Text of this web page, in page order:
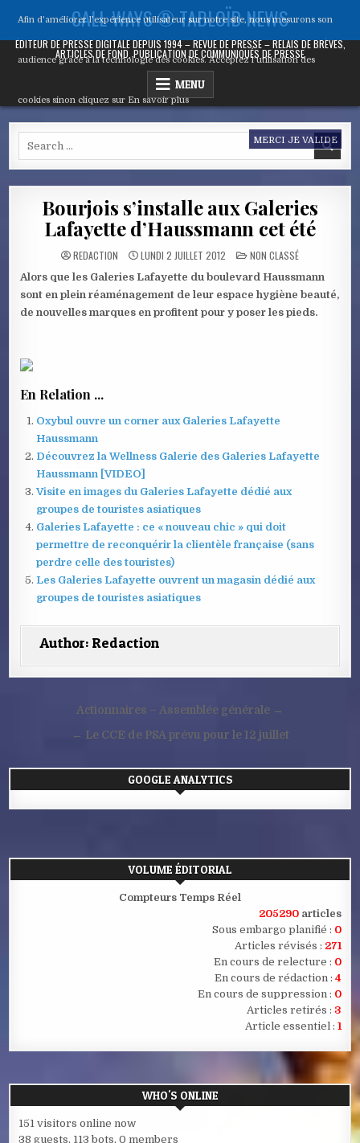
content
CALL WAYS ® TABLOÏD NEWS
ÉDITEUR DE PRESSE DIGITALE DEPUIS 1994 – REVUE DE PRESSE – RELAIS DE BRÈVES,
ARTICLES DE FOND, PUBLICATION DE COMMUNIQUÉS DE PRESSE
MENU
Bourjois s’installe aux Galeries
Lafayette d’Haussmann cet été
REDACTION LUNDI 2 JUILLET 2012 POSTED
IN
NON CLASSÉ
Alors que les Galeries Lafayette du boulevard Haussmann
sont en plein réaménagement de leur espace hygiène beauté,
de nouvelles marques en profitent pour y poser les pieds.
En Relation ...
Oxybul ouvre un corner aux Galeries Lafayette
Haussmann
Découvrez la Wellness Galerie des Galeries Lafayette
Haussmann [VIDEO]
Visite en images du Galeries Lafayette dédié aux
groupes de touristes asiatiques
Galeries Lafayette : ce « nouveau chic » qui doit
permettre de reconquérir la clientèle française (sans
perdre celle des touristes)
Les Galeries Lafayette ouvrent un magasin dédié aux
groupes de touristes asiatiques
Author: Redaction
NavigationActionnaires – Assemblée générale →
← Le CCE de PSA prévu pour le 12 juillet
GOOGLE ANALYTICS
VOLUME ÉDITORIAL
Compteurs Temps Réel
205290 articles
Sous embargo planifié : 0
Articles révisés : 271
En cours de relecture : 0
En cours de rédaction : 4
En cours de suppression : 0
Articles retirés : 3
Article essentiel : 1
WHO'S ONLINE
151 visitors online now
38 guests, 113 bots, 0 members
Afin d'améliorer l’expérience utilisateur sur notre site, nous mesurons son
audience grâce à la technologie des cookies. Acceptez l’utilisation des
cookies sinon cliquez sur En savoir plus
MERCI JE VALIDE